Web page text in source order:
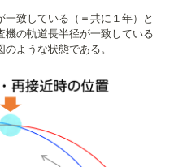
致している（＝共に１年）と
機の軌道長半径が一致している
ような状態である。